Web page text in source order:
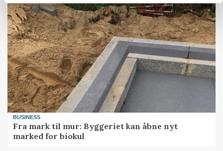
BUSINESS
Fra mark til mur: Byggeriet kan åbne nyt
marked for biokul